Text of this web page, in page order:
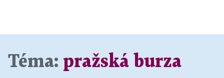
Téma: pražská burza